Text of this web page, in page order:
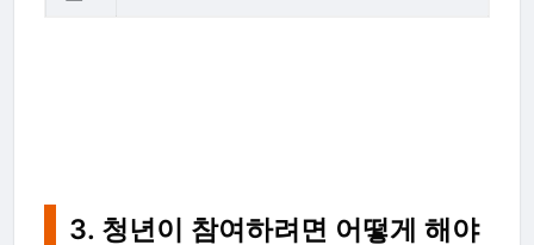
3. 청년이 참여하려면 어떻게 해야